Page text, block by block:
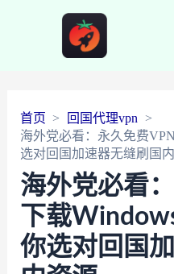
首页
回国代理vpn
海外党必看：永久免费
选对回国加速器无缝刷国
海外党必看
下载
你选对回国